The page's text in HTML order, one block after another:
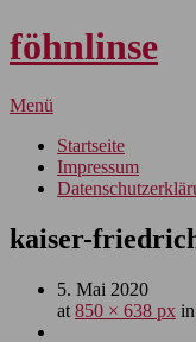
föhnlinse
Menü
Startseite
Impressum
kaiser-
5. Mai 2020
at 850 × 638 px in